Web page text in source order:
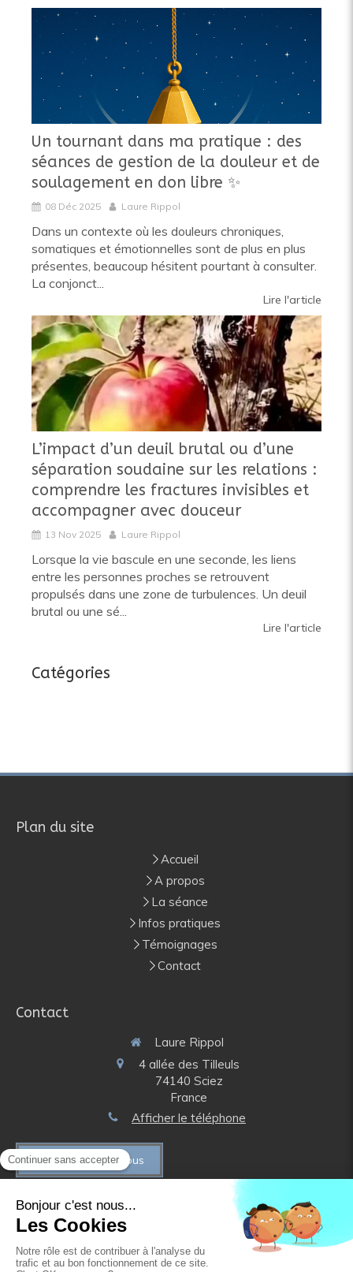
Un tournant dans ma pratique : des
séances de gestion de la douleur et de
soulagement en don libre ✨️
08 Déc 2025 Laure Rippol
Dans un contexte où les douleurs chroniques,
somatiques et émotionnelles sont de plus en plus
présentes, beaucoup hésitent pourtant à consulter.
La conjonct...
Lire l'article
L’impact d’un deuil brutal ou d’une
séparation soudaine sur les relations :
comprendre les fractures invisibles et
accompagner avec douceur
13 Nov 2025 Laure Rippol
Lorsque la vie bascule en une seconde, les liens
entre les personnes proches se retrouvent
propulsés dans une zone de turbulences. Un deuil
brutal ou une sé...
Lire l'article
Catégories
Plan du site
Accueil
A propos
La séance
Infos pratiques
Témoignages
Contact
Contact
Laure Rippol
4 allée des Tilleuls
74140 Sciez
France
Afficher le téléphone
Prendre rendez-vous
Mentions légales